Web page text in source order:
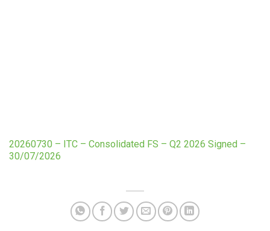
20260730 – ITC – Consolidated FS – Q2 2026 Signed –
30/07/2026